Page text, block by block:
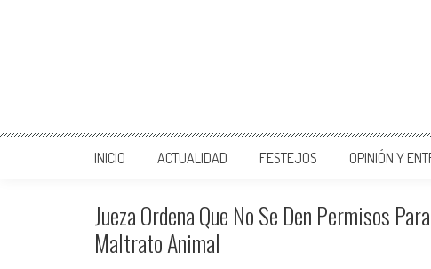
INICIO ACTUALIDAD FESTEJOS OPINIÓN Y
Jueza Ordena Que No Se Den Permisos
Maltrato Animal